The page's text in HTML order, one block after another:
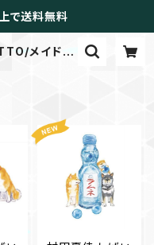
で送料無料
メイドイ